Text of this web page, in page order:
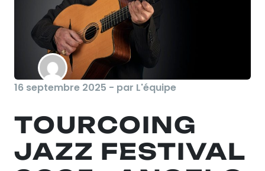
16 septembre 2025 - par L'équipe
TOURCOING
JAZZ FESTIVAL